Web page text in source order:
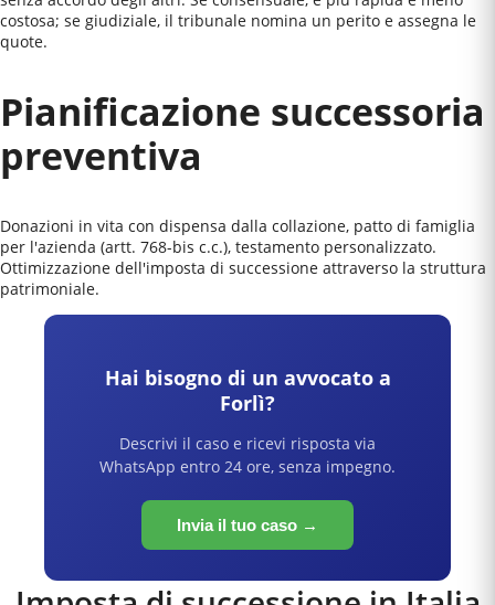
costosa; se giudiziale, il tribunale nomina un perito e assegna le
quote.
Pianificazione successoria
preventiva
Donazioni in vita con dispensa dalla collazione, patto di famiglia
per l'azienda (artt. 768-bis c.c.), testamento personalizzato.
Ottimizzazione dell'imposta di successione attraverso la struttura
patrimoniale.
Hai bisogno di un avvocato a
Forlì?
Descrivi il caso e ricevi risposta via
WhatsApp entro 24 ore, senza impegno.
Invia il tuo caso →